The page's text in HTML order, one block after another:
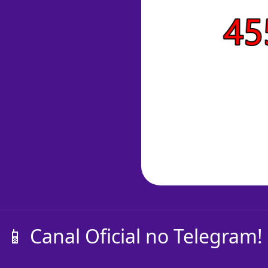
📱 Canal Oficial no Telegram!